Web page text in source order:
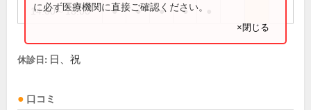
14:00～18:00 ● ● ● ●
に必ず医療機関に直接ご確認ください。
×閉じる
休診日: 日、祝
口コミ